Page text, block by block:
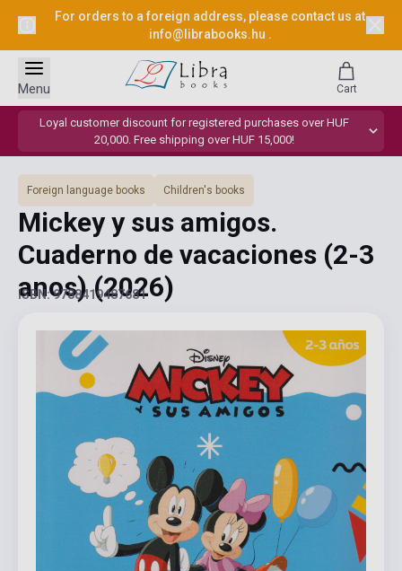
For orders to a foreign address, please contact us at
info@librabooks.hu .
Loyal customer discount for registered purchases over HUF
20,000. Free shipping over HUF 15,000!
Menu Cart
Foreign language books Children's books
Mickey y sus amigos.
Cuaderno de vacaciones (2-3
anos)(2026)
ISBN: 9788419487681